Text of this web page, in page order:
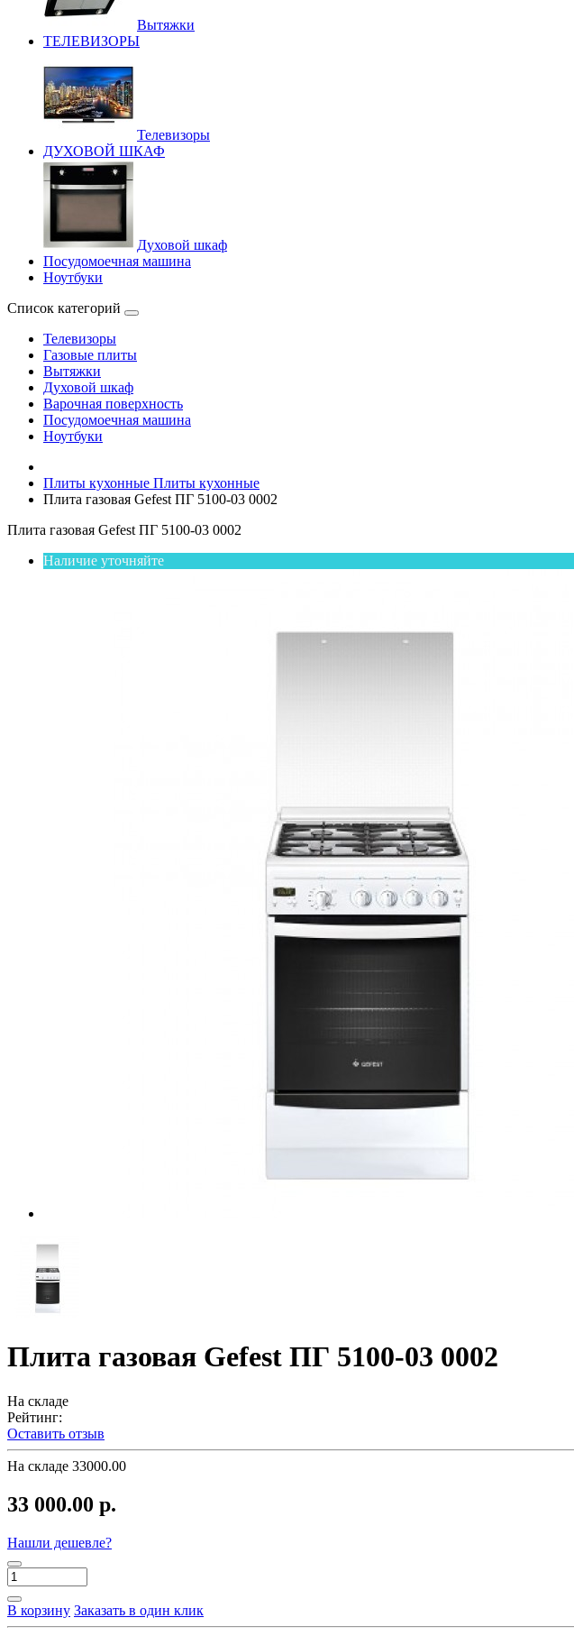
Вытяжки
ТЕЛЕВИЗОРЫ
Телевизоры
ДУХОВОЙ ШКАФ
Духовой шкаф
Посудомоечная машина
Ноутбуки
Список категорий
Телевизоры
Газовые плиты
Вытяжки
Духовой шкаф
Варочная поверхность
Посудомоечная машина
Ноутбуки
Плиты кухонные Плиты кухонные
Плита газовая Gefest ПГ 5100-03 0002
Плита газовая Gefest ПГ 5100-03 0002
Наличие уточняйте
Плита газовая Gefest ПГ 5100-03 0002
На складе
Рейтинг:
Оставить отзыв
На складе 33000.00
33 000.00 р.
Нашли дешевле?
В корзину Заказать в один клик